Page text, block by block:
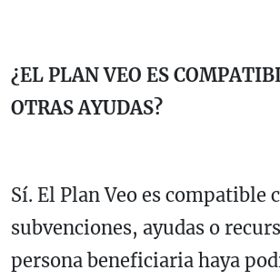
¿EL PLAN VEO ES
OTRAS AYUDAS?
Sí. El Plan Veo es compatible
subvenciones, ayudas o
persona beneficiaria haya